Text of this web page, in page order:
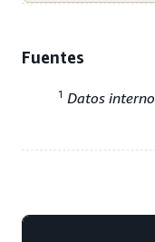
Fuentes
1 Datos